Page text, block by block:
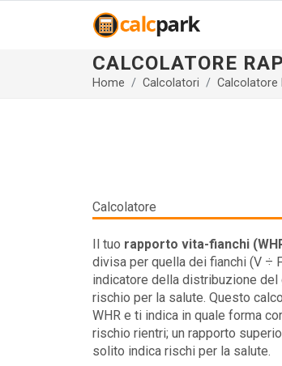
CALCOLATORE
Home Calcolatori Calcolatore
Calcolatore
Il tuo rapporto vita-fianchi
divisa per quella dei fianchi (V ÷
indicatore della distribuzione
rischio per la salute. Questo
WHR e ti indica in quale forma
rischio rientri; un rapporto
solito indica rischi per la salute.